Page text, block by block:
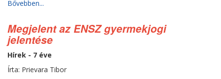
Bővebben...
Megjelent az ENSZ gyermekjogi
jelentése
Hírek - 7 éve
Írta: Prievara Tibor